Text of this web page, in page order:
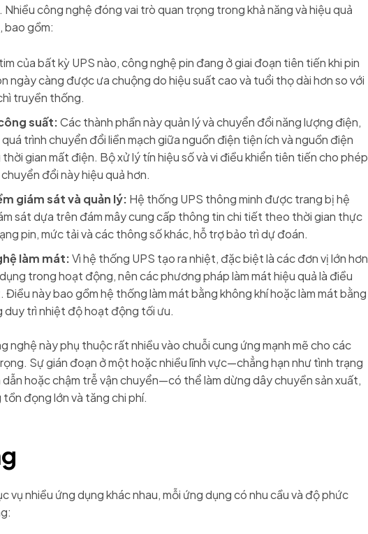
Nhiều công nghệ đóng vai trò quan trọng trong khả năng và hiệu quả
bao gồm:
của bất kỳ UPS nào, công nghệ pin đang ở giai đoạn tiên tiến khi pin
ngày càng được ưa chuộng do hiệu suất cao và tuổi thọ dài hơn so với
truyền thống.
suất:Các thành phần này quản lý và chuyển đổi năng lượng điện,
trình chuyển đổi liền mạch giữa nguồn điện tiện ích và nguồn điện
gian mất điện. Bộ xử lý tín hiệu số và vi điều khiển tiên tiến cho phép
đổi này hiệu quả hơn.
giám sát và quản lý: Hệ thống UPS thông minh được trang bị hệ
sát dựa trên đám mây cung cấp thông tin chi tiết theo thời gian thực
pin, mức tải và các thông số khác, hỗ trợ bảo trì dự đoán.
làm mát:Vì hệ thống UPS tạo ra nhiệt, đặc biệt là các đơn vị lớn hơn
trong hoạt động, nên các phương pháp làm mát hiệu quả là điều
Điều này bao gồm hệ thống làm mát bằng không khí hoặc làm mát bằng
duy trì nhiệt độ hoạt động tối ưu.
nghệ này phụ thuộc rất nhiều vào chuỗi cung ứng mạnh mẽ cho các
Sự gián đoạn ở một hoặc nhiều lĩnh vực—chẳng hạn như tình trạng
hoặc chậm trễ vận chuyển—có thể làm dừng dây chuyền sản xuất,
đọng lớn và tăng chi phí.
vụ nhiều ứng dụng khác nhau, mỗi ứng dụng có nhu cầu và độ phức